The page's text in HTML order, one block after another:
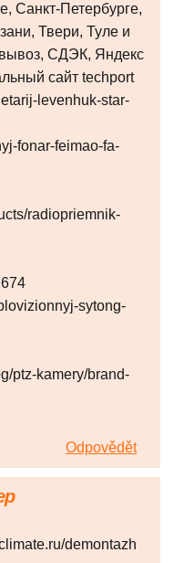
Санкт-Петербурге,
Твери, Туле и
СДЭК, Яндекс
сайт techport
levenhuk-star-
fonar-feimao-fa-
radiopriemnik-
sytong-
ptz-kamery/brand-
Odpovědět
demontazh